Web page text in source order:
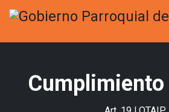
Cumplimiento